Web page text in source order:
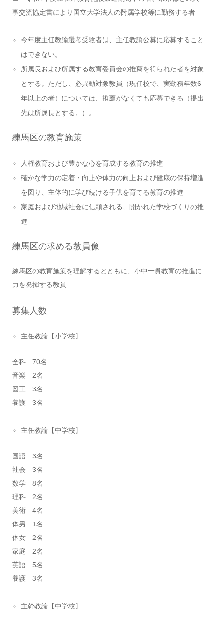
事交流協定書により国立大学法人の附属学校等に勤務する者
今年度主任教諭選考受験者は、主任教諭公募に応募すること
はできない。
所属長および所属する教育委員会の推薦を得られた者を対象
とする。ただし、必異動対象教員（現任校で、実勤務年数6
年以上の者）については、推薦がなくても応募できる（提出
先は所属長とする。）。
練馬区の教育施策
人権教育および豊かな心を育成する教育の推進
確かな学力の定着・向上や体力の向上および健康の保持増進
を図り、主体的に学び続ける子供を育てる教育の推進
家庭および地域社会に信頼される、開かれた学校づくりの推
進
練馬区の求める教員像
練馬区の教育施策を理解するとともに、小中一貫教育の推進に
力を発揮する教員
募集人数
主任教諭【小学校】
全科 70名
音楽 2名
図工 3名
養護 3名
主任教諭【中学校】
国語 3名
社会 3名
数学 8名
理科 2名
美術 4名
体男 1名
体女 2名
家庭 2名
英語 5名
養護 3名
主幹教諭【中学校】